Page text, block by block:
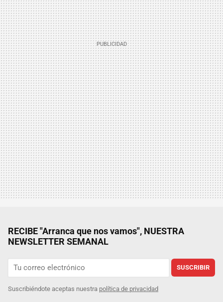
RECIBE "Arranca que nos vamos", NUESTRA
NEWSLETTER SEMANAL
SUSCRIBIR
Suscribiéndote aceptas nuestra política de privacidad